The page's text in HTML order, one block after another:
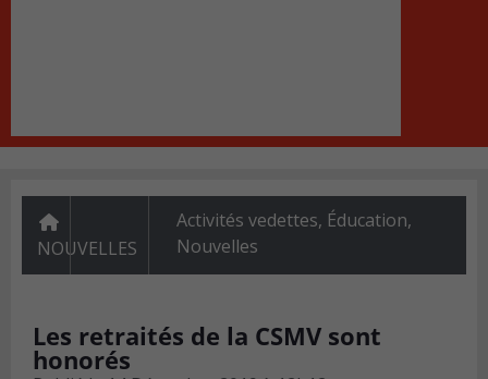
NOUVELLES
Activités vedettes, Éducation,
Nouvelles
Les retraités de la CSMV sont
honorés